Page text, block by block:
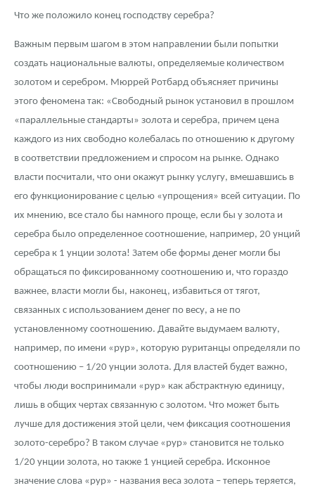
Что же положило конец господству серебра?
Важным первым шагом в этом направлении были попытки
создать национальные валюты, определяемые количеством
золотом и серебром. Мюррей Ротбард объясняет причины
этого феномена так: «Свободный рынок установил в прошлом
«параллельные стандарты» золота и серебра, причем цена
каждого из них свободно колебалась по отношению к другому
в соответствии предложением и спросом на рынке. Однако
власти посчитали, что они окажут рынку услугу, вмешавшись в
его функционирование с целью «упрощения» всей ситуации. По
их мнению, все стало бы намного проще, если бы у золота и
серебра было определенное соотношение, например, 20 унций
серебра к 1 унции золота! Затем обе формы денег могли бы
обращаться по фиксированному соотношению и, что гораздо
важнее, власти могли бы, наконец, избавиться от тягот,
связанных с использованием денег по весу, а не по
установленному соотношению. Давайте выдумаем валюту,
например, по имени «рур», которую руританцы определяли по
соотношению – 1/20 унции золота. Для властей будет важно,
чтобы люди воспринимали «рур» как абстрактную единицу,
лишь в общих чертах связанную с золотом. Что может быть
лучше для достижения этой цели, чем фиксация соотношения
золото-серебро? В таком случае «рур» становится не только
1/20 унции золота, но также 1 унцией серебра. Исконное
значение слова «рур» - названия веса золота – теперь теряется,